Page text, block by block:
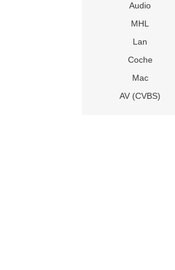
Audio
MHL
Lan
Coche
Mac
AV (CVBS)